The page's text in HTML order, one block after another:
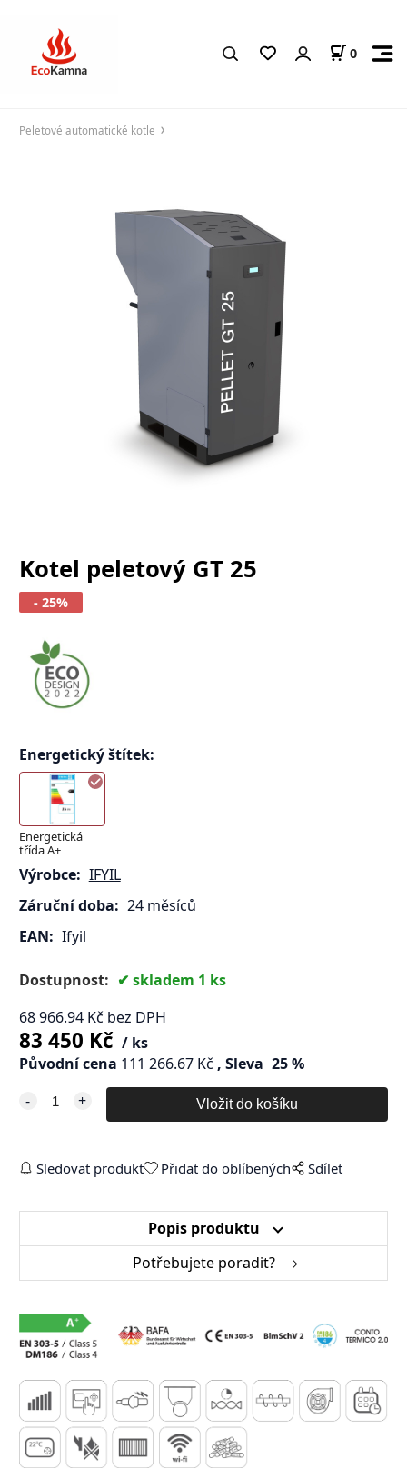
0
Peletové automatické kotle
Kotel peletový GT 25
- 25%
Energetický štítek:
Energetická
třída A+
Výrobce: IFYIL
Záruční doba: 24 měsíců
EAN: Ifyil
Dostupnost:
skladem 1 ks
68 966.94Kč bez DPH
83 450 Kč
ks
Původní cena 111 266.67Kč Sleva 25%
Sledovat produkt Přidat do oblíbených Sdílet
Popis produktu
Potřebujete poradit?